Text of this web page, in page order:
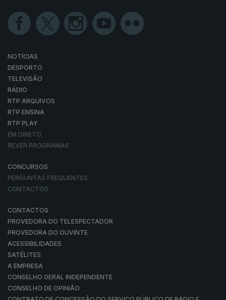
NOTÍCIAS
DESPORTO
TELEVISÃO
RÁDIO
RTP ARQUIVOS
RTP ENSINA
RTP PLAY
EM DIRETO
REVER PROGRAMAS
CONCURSOS
PERGUNTAS FREQUENTES
CONTACTOS
CONTACTOS
PROVEDORA DO TELESPECTADOR
PROVEDORA DO OUVINTE
ACESSIBILIDADES
SATÉLITES
A EMPRESA
CONSELHO GERAL INDEPENDENTE
CONSELHO DE OPINIÃO